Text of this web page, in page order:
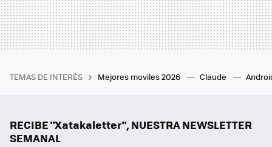
TEMAS DE INTERÉS Mejores moviles 2026 Claude
RECIBE "Xatakaletter", NUESTRA NEWSLETTER
SEMANAL